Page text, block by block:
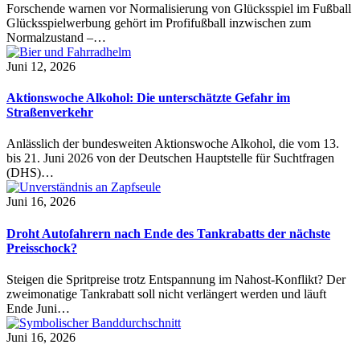
Forschende warnen vor Normalisierung von Glücksspiel im Fußball
Glücksspielwerbung gehört im Profifußball inzwischen zum
Normalzustand –…
Juni 12, 2026
Aktionswoche Alkohol: Die unterschätzte Gefahr im
Straßenverkehr
Anlässlich der bundesweiten Aktionswoche Alkohol, die vom 13.
bis 21. Juni 2026 von der Deutschen Hauptstelle für Suchtfragen
(DHS)…
Juni 16, 2026
Droht Autofahrern nach Ende des Tankrabatts der nächste
Preisschock?
Steigen die Spritpreise trotz Entspannung im Nahost-Konflikt? Der
zweimonatige Tankrabatt soll nicht verlängert werden und läuft
Ende Juni…
Juni 16, 2026